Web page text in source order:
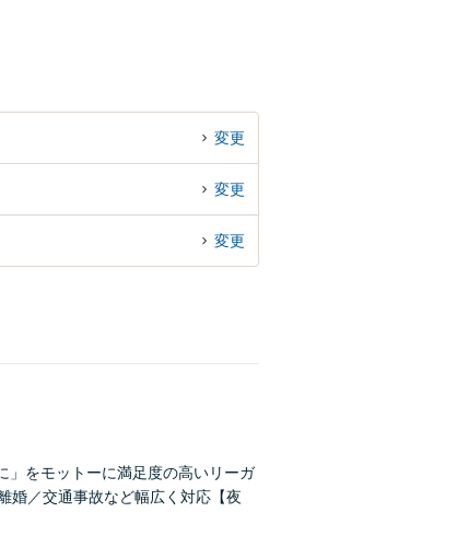
変更
変更
変更
」をモットーに満足度の高いリーガ
婚／交通事故など幅広く対応【夜